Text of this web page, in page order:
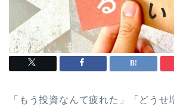
「もう投資なんて疲れた」「どうせ